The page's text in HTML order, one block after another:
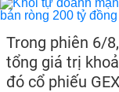
Trong phiên 6/
tổng giá trị
đó cổ phiếu